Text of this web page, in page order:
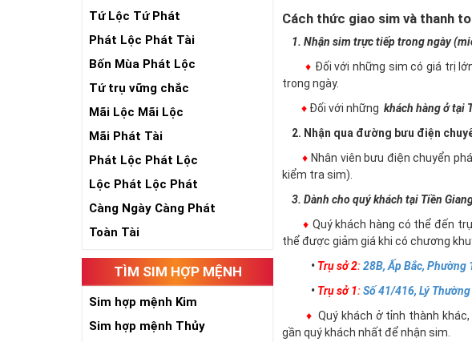
Tứ Lộc Tứ Phát
Phát Lộc Phát Tài
Bốn Mùa Phát Lộc
Tứ trụ vững chắc
Mãi Lộc Mãi Lộc
Mãi Phát Tài
Phát Lộc Phát Lộc
Lộc Phát Lộc Phát
Càng Ngày Càng Phát
Toàn Tài
TÌM SIM HỢP MỆNH
Sim hợp mệnh Kim
Sim hợp mệnh Thủy
Cách thức giao sim và thanh
1. Nhận sim trực tiếp trong ngày
♦ Đối với những sim có giá trị
trong ngày.
♦ Đối với nhữngkhách hàng ở tại
2. Nhận qua đường bưu điện
♦ Nhân viên bưu điện chuyển
kiểm tra sim).
3. Dành cho quý khách tại Tiền
♦ Quý khách hàng có thể đến
thể được giảm giá khi có chương
• Trụ sở 2: 28B, Ấp Bắc, Phường
• Trụ sở 1: Số 41/416, Lý
♦ Quý khách ở tỉnh thành
gần quý khách nhất để nhận sim.